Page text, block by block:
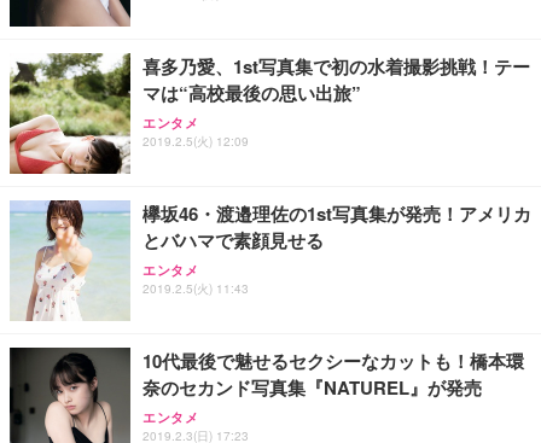
喜多乃愛、1st写真集で初の水着撮影挑戦！テー
マは“高校最後の思い出旅”
エンタメ
2019.2.5(火) 12:09
欅坂46・渡邉理佐の1st写真集が発売！アメリカ
とバハマで素顔見せる
エンタメ
2019.2.5(火) 11:43
10代最後で魅せるセクシーなカットも！橋本環
奈のセカンド写真集『NATUREL』が発売
エンタメ
2019.2.3(日) 17:23